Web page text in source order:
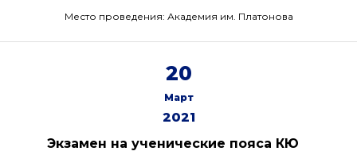
Место проведения: Академия им. Платонова
20
Март
2021
Экзамен на ученические пояса КЮ